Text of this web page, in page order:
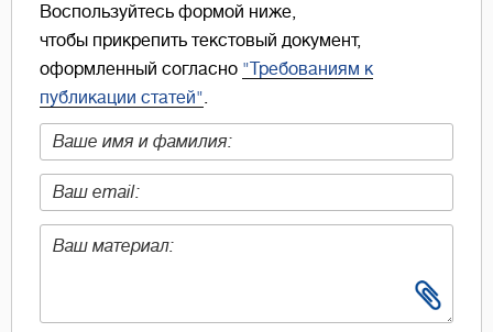
Воспользуйтесь формой ниже,
чтобы прикрепить текстовый документ,
оформленный согласно "Требованиям к
публикации статей"